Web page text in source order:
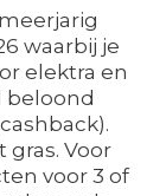
waarbij je
elektra en
beloond
gras. Voor
voor 3 of